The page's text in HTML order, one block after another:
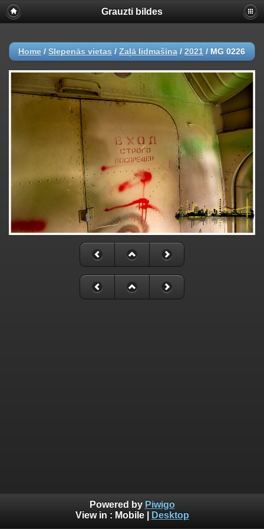
Grauzti bildes
Home / Slepenās vietas / Zaļā lidmašīna / 2021 / MG 0226
Powered by Piwigo
View in : Mobile| Desktop